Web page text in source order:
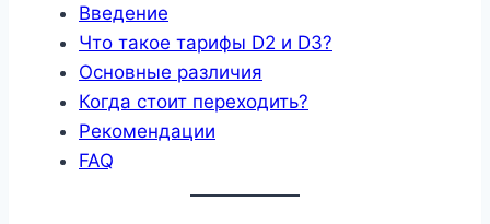
Введение
Что такое тарифы D2 и D3?
Основные различия
Когда стоит переходить?
Рекомендации
FAQ